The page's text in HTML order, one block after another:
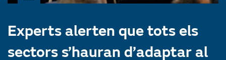
Experts alerten que tots els
sectors s’hauran d’adaptar al